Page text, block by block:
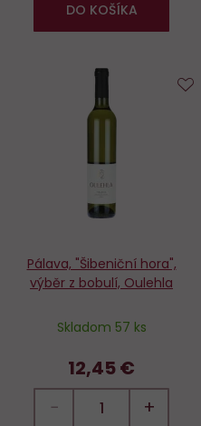
DO KOŠÍKA
Pálava, "Šibeniční hora",
výběr z bobulí, Oulehla
Skladom 57 ks
12,45 €
− +